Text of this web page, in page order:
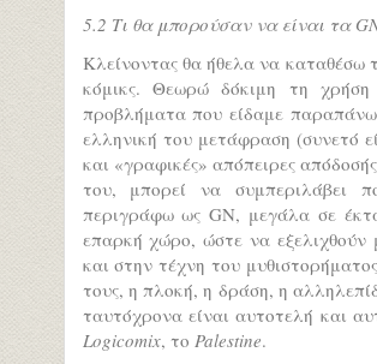
5.2 Τι θα μπορούσαν να είναι τα
Κλείνοντας θα ήθελα να
κόμικς. Θεωρώ δόκιμη τη
προβλήματα που είδαμε
ελληνική του μετάφραση (συνετό
και «γραφικές» απόπειρες
του, μπορεί να συμπεριλάβει
περιγράφω ως GN, μεγάλα σε
επαρκή χώρο, ώστε να εξελιχθούν
και στην τέχνη του
τους, η πλοκή, η δράση, η
ταυτόχρονα είναι αυτοτελή και
Logicomix, το Palestine.